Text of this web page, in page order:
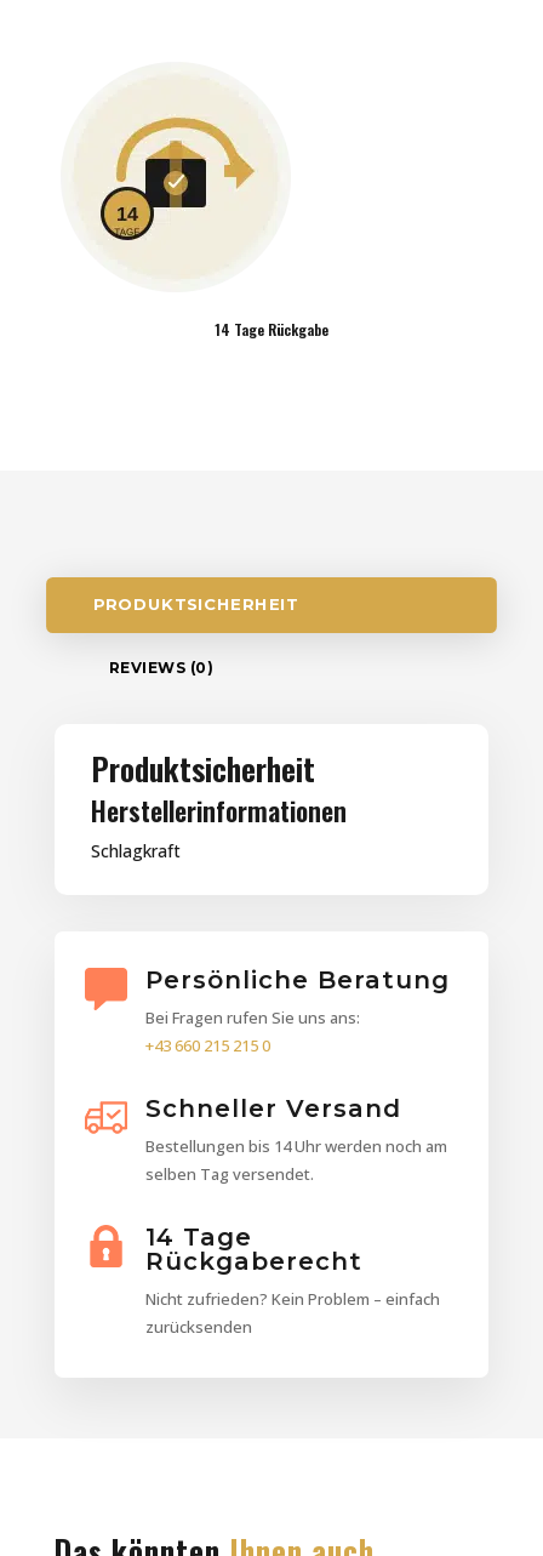
14 Tage Rückgabe
PRODUKTSICHERHEIT
REVIEWS (0)
Produktsicherheit
Herstellerinformationen
Schlagkraft
Persönliche Beratung
Bei Fragen rufen Sie uns ans:
+43 660 215 215 0
Schneller Versand
Bestellungen bis 14 Uhr werden noch am
selben Tag versendet.
14 Tage
Rückgaberecht
Nicht zufrieden? Kein Problem – einfach
zurücksenden